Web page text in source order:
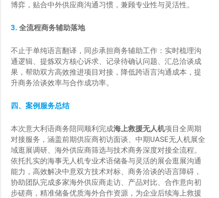
博弈，贴合中外供应商沟通习惯，兼顾专业性与灵活性。
3.全流程商务辅助落地
不止于单纯语言翻译，同步承担商务辅助工作：实时梳理沟
通逻辑、提炼双方核心诉求、记录待确认问题、汇总洽谈成
果，帮助双方高效推进项目对接，降低跨语言沟通成本，提
升商务洽谈效率与合作成功率。
四、案例服务总结
本次意大利语商务陪同顺利完成海上救援无人机项目全周期
对接服务，涵盖前期供应商初访面谈、中期UASE无人机展全
域逛展调研、海外供应商筛选与技术商务深度对接全流程。
依托扎实的海事无人机专业术语储备与灵活的展会逛展沟通
能力，高效解决中意双方技术对标、商务洽谈的语言障碍，
协助团队完成多家海外供应商走访、产品对比、合作意向初
步磋商，精准储备优质海外合作资源，为企业后续海上救援